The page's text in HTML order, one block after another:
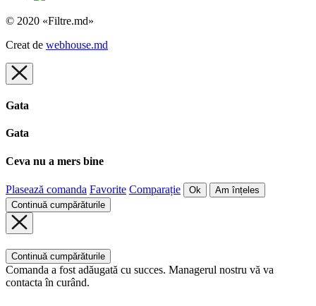
© 2020 «Filtre.md»
Creat de webhouse.md
Gata
Gata
Ceva nu a mers bine
Plasează comanda Favorite Comparație Ok
Am înțeles
Continuă cumpărăturile
Continuă cumpărăturile
Comanda a fost adăugată cu succes. Managerul nostru vă va
contacta în curând.